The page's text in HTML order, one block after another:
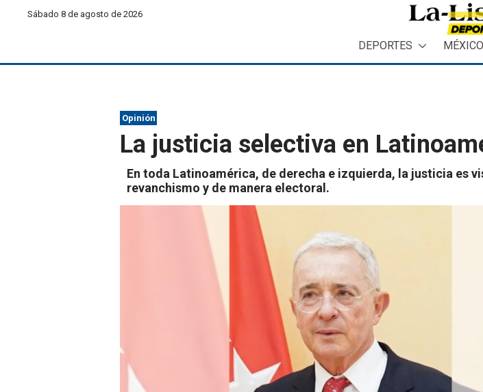
Sábado 8 de agosto de 2026
DEPORTES MÉXICO
Opinión
La justicia selectiva en
En toda Latinoamérica, de derecha e izquierda, la justicia es
revanchismo y de manera electoral.